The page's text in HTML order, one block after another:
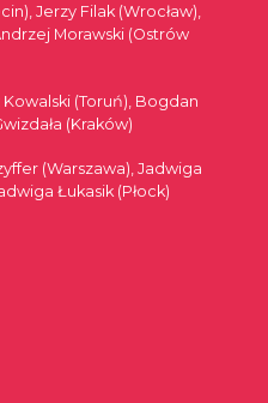
Jerzy Filak (Wrocław),
Morawski (Ostrów
(Toruń), Bogdan
(Kraków)
(Warszawa), Jadwiga
Łukasik (Płock)